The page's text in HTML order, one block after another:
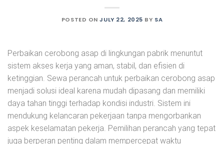
POSTED ONJULY 22, 2025 BY SA
Perbaikan cerobong asap di lingkungan pabrik menuntut
sistem akses kerja yang aman, stabil, dan efisien di
ketinggian. Sewa perancah untuk perbaikan cerobong asap
menjadi solusi ideal karena mudah dipasang dan memiliki
daya tahan tinggi terhadap kondisi industri. Sistem ini
mendukung kelancaran pekerjaan tanpa mengorbankan
aspek keselamatan pekerja. Pemilihan perancah yang tepat
juga berperan penting dalam mempercepat waktu